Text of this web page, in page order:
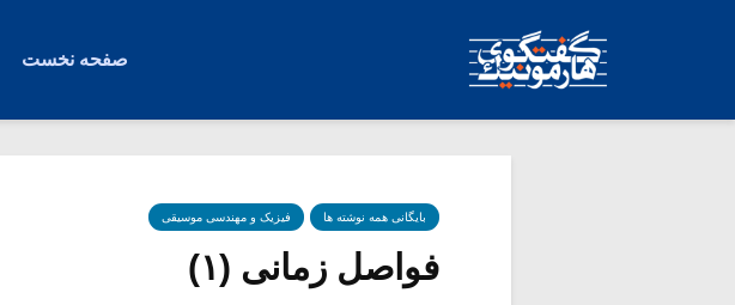
صفحه نخست
بایگانی همه نوشته ها فیزیک و مهندسی موسیقی
فواصل زمانی (۱)